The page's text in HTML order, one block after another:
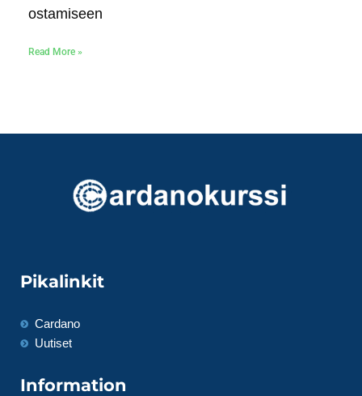
ostamiseen
Read More »
Pikalinkit
Cardano
Uutiset
Information